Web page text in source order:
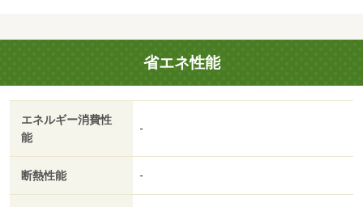
省エネ性能
エネルギー消費性
能
-
断熱性能 -